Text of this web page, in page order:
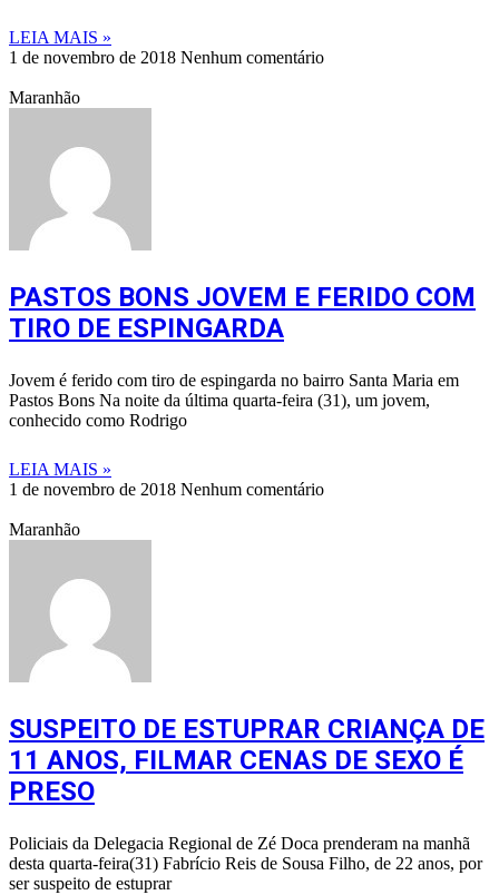
LEIA MAIS »
1 de novembro de 2018 Nenhum comentário
Maranhão
PASTOS BONS JOVEM E FERIDO COM
TIRO DE ESPINGARDA
Jovem é ferido com tiro de espingarda no bairro Santa Maria em
Pastos Bons Na noite da última quarta-feira (31), um jovem,
conhecido como Rodrigo
LEIA MAIS »
1 de novembro de 2018 Nenhum comentário
Maranhão
SUSPEITO DE ESTUPRAR CRIANÇA DE
11 ANOS, FILMAR CENAS DE SEXO É
PRESO
Policiais da Delegacia Regional de Zé Doca prenderam na manhã
desta quarta-feira(31) Fabrício Reis de Sousa Filho, de 22 anos, por
ser suspeito de estuprar